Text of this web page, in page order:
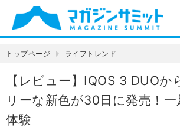
トップページ ライフトレンド
【レビュー】IQOS 3 DUOか
リーな新色が30日に発売！一
体験